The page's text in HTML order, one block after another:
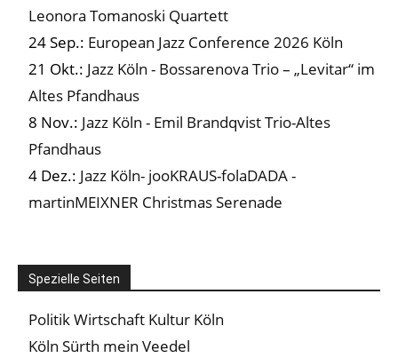
Leonora Tomanoski Quartett
24 Sep.: European Jazz Conference 2026 Köln
21 Okt.: Jazz Köln - Bossarenova Trio – „Levitar“ im
Altes Pfandhaus
8 Nov.: Jazz Köln - Emil Brandqvist Trio-Altes
Pfandhaus
4 Dez.: Jazz Köln- jooKRAUS-folaDADA -
martinMEIXNER Christmas Serenade
Spezielle Seiten
Politik Wirtschaft Kultur Köln
Köln Sürth mein Veedel